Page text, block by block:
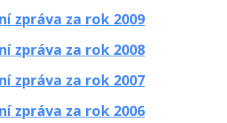
zpráva za rok 2009
zpráva za rok 2008
zpráva za rok 2007
zpráva za rok 2006